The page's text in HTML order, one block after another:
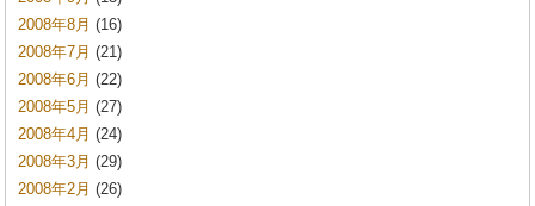
2008年8月 (16)
2008年7月 (21)
2008年6月 (22)
2008年5月 (27)
2008年4月 (24)
2008年3月 (29)
2008年2月 (26)